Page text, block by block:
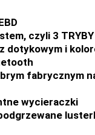
czyli 3
dotykowym i
fabrycznym
wycieraczki